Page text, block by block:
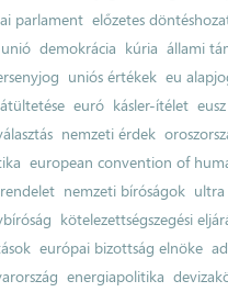
parlament előzetes
demokrácia kúria állami
uniós értékek eu
euró kásler-ítélet
nemzeti érdek
european convention of
nemzeti bíróságok ultra
kötelezettségszegési
európai bizottság elnöke
energiapolitika